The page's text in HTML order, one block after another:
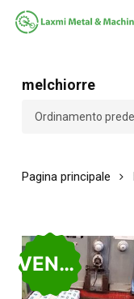
Salta
melchiorre
Pagina principale
VENDUTO